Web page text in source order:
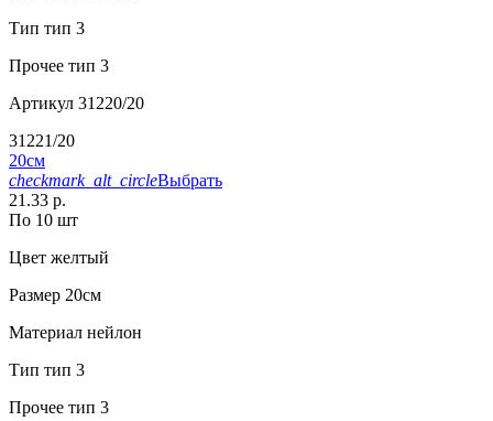
Тип тип 3
Прочее тип 3
Артикул 31220/20
31221/20
20см
checkmark_alt_circleВыбрать
21.33 р.
По 10 шт
Цвет желтый
Размер 20см
Материал нейлон
Тип тип 3
Прочее тип 3